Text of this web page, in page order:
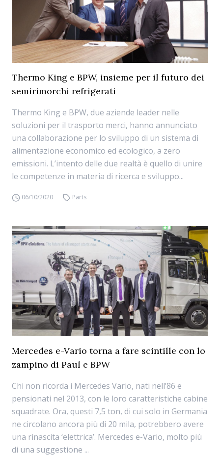
Thermo King e BPW, insieme per il futuro dei
semirimorchi refrigerati
Thermo King e BPW, due aziende leader nelle
soluzioni per il trasporto merci, hanno annunciato
una collaborazione per lo sviluppo di un sistema di
alimentazione economico ed ecologico, a zero
emissioni. L’intento delle due realtà è quello di unire
le competenze in materia di ricerca e sviluppo...
06/10/2020 Parts
Mercedes e-Vario torna a fare scintille con lo
zampino di Paul e BPW
Chi non ricorda i Mercedes Vario, nati nell’86 e
pensionati nel 2013, con le loro caratteristiche cabine
squadrate. Ora, questi 7,5 ton, di cui solo in Germania
ne circolano ancora più di 20 mila, potrebbero avere
una rinascita ‘elettrica’. Mercedes e-Vario, molto più
di una suggestione ...